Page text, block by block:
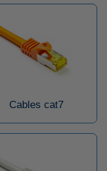
Cables cat7